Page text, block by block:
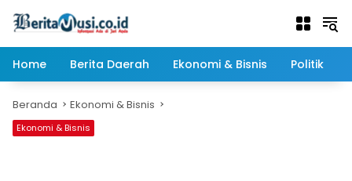
Home
Berita Daerah Ekonomi & Bisnis Politik
Beranda Ekonomi & Bisnis
Ekonomi & Bisnis